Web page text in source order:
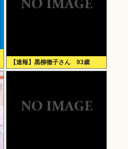
【速報】黒柳徹子さん 93歳